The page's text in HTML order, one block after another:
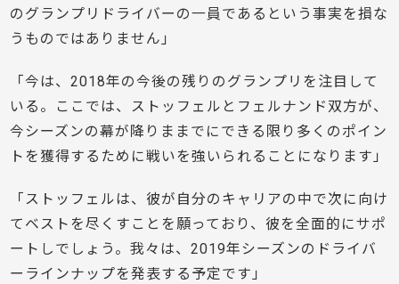
のグランプリドライバーの一員であるという事実を損な
うものではありません」
「今は、2018年の今後の残りのグランプリを注目して
いる。ここでは、ストッフェルとフェルナンド双方が、
今シーズンの幕が降りままでにできる限り多くのポイン
トを獲得するために戦いを強いられることになります」
「ストッフェルは、彼が自分のキャリアの中で次に向け
てベストを尽くすことを願っており、彼を全面的にサポ
ートしでしょう。我々は、2019年シーズンのドライバ
ーラインナップを発表する予定です」